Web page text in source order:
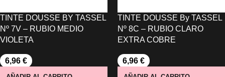
TINTE DOUSSE BY TASSEL
Nº 7V – RUBIO MEDIO
VIOLETA
6,96 €
TINTE DOUSSE By TASSEL
Nº 8C – RUBIO CLARO
EXTRA COBRE
6,96 €